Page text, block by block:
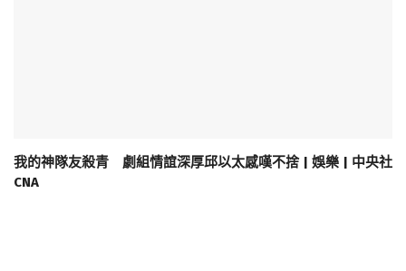
我的神隊友殺青 劇組情誼深厚邱以太感嘆不捨 | 娛樂 | 中央社
CNA